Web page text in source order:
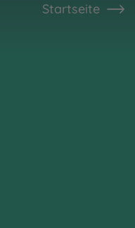
Startseite